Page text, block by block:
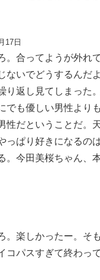
17日
。合ってようが外れ
ないでどうするんだ
り返し見てしまった
でも優しい男性より
性だということだ。
っぱり好きになるの
。今田美桜ちゃん、
。楽しかったー。そ
コパスすぎて終わって